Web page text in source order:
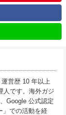
営歴 10 年以上
人です。海外ガジ
Google 公式認定
」での活動を経